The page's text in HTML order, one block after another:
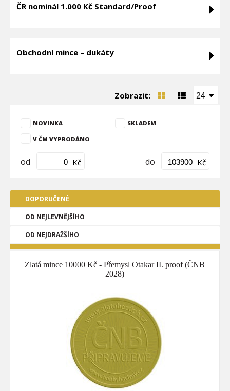
ČR nominál 1.000 Kč Standard/Proof
Obchodní mince – dukáty
Zobrazit: 24
NOVINKA SKLADEM
V ČM VYPRODÁNO
od Kč do Kč
DOPORUČENÉ
OD NEJLEVNĚJŠÍHO
OD NEJDRAŽŠÍHO
Zlatá mince 10000 Kč - Přemysl Otakar II. proof (ČNB
2028)